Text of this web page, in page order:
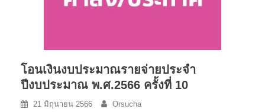
โอนเงินงบประมาณรายจ่ายประจำ
ปีงบประมาณ พ.ศ.2566 ครั้งที่ 10
21 มิถุนายน 2566 Orsucha